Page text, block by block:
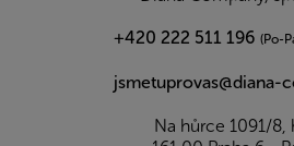
+420 222 511 196 (Po-
jsmetuprovas@diana-
Na hůrce 1091/8,